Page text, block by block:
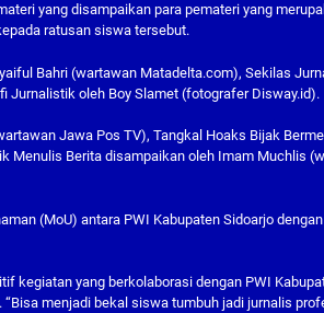
yang disampaikan para pemateri yang
ratusan siswa tersebut.
Bahri (wartawan Matadelta.com), Sekilas
Jurnalistik oleh Boy Slamet (fotografer Disway.id).
Jawa Pos TV), Tangkal Hoaks Bijak
Menulis Berita disampaikan oleh Imam Muchlis
(MoU) antara PWI Kabupaten Sidoarjo
kegiatan yang berkolaborasi dengan PWI
menjadi bekal siswa tumbuh jadi jurnalis